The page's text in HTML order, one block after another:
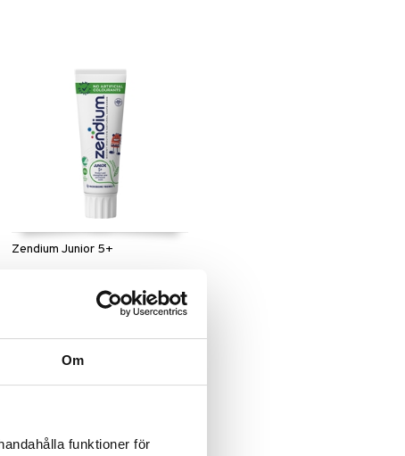
Om
funktioner för
Zendium Junior 5+
Zendium Junior Tandkräm
innehåller samma naturliga
naturligt i munnen.
35 kr